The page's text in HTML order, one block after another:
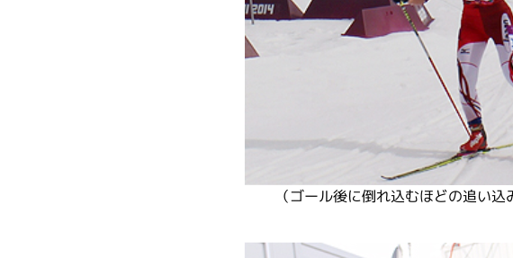
（ゴール後に倒れ込むほどの追い込